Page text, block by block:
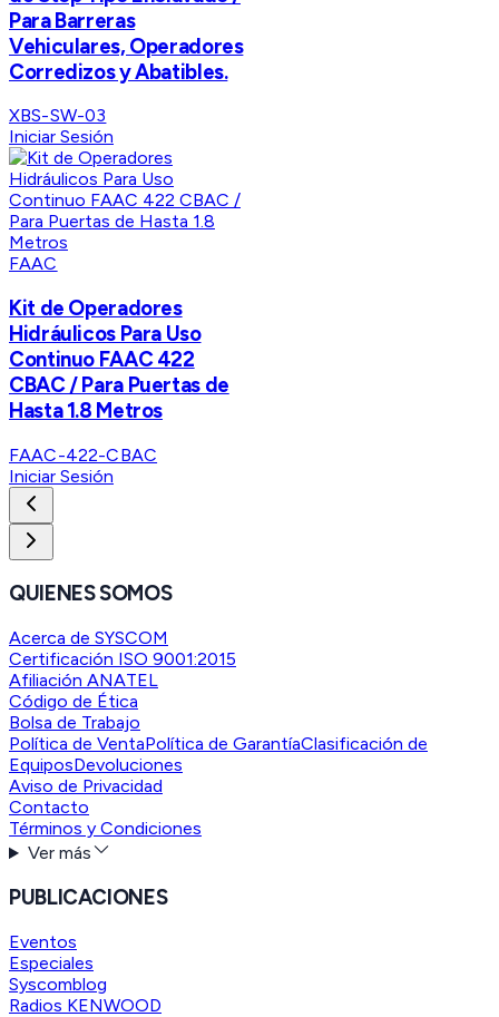
Para Barreras
Vehiculares, Operadores
Corredizos y Abatibles.
XBS-SW-03
Iniciar Sesión
FAAC
Kit de Operadores
Hidráulicos Para Uso
Continuo FAAC 422
CBAC / Para Puertas de
Hasta 1.8 Metros
FAAC-422-CBAC
Iniciar Sesión
QUIENES SOMOS
Acerca de SYSCOM
Certificación ISO 9001:2015
Afiliación ANATEL
Código de Ética
Bolsa de Trabajo
Política de VentaPolítica de GarantíaClasificación de
EquiposDevoluciones
Aviso de Privacidad
Contacto
Términos y Condiciones
Ver más
PUBLICACIONES
Eventos
Especiales
Syscomblog
Radios KENWOOD